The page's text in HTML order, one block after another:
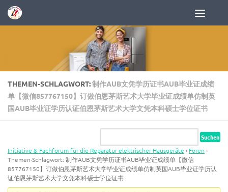
Zum Inhalt springen
THEMEN-SCHLAGWORT:制作AUB文凭学历证书AUB毕业证成绩
单【微信857767150】订做伯恩茅斯艺术大学毕业证成绩单仿制英
国AUB毕业证学历认证伯恩茅斯艺术大学文凭本科硕士学位证书
Initiative & Fachforum für die Reparatur elektrischer Hausgeräte › Foren ›
Themen-Schlagwort: 制作AUB文凭学历证书AUB毕业证成绩单【微信
857767150】订做伯恩茅斯艺术大学毕业证成绩单仿制英国AUB毕业证学历认
证伯恩茅斯艺术大学文凭本科硕士学位证书